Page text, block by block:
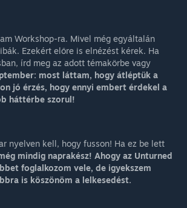
Workshop-ra. Mivel még egyáltalán
Ezekért előre is elnézést kérek. Ha
írd meg az adott témakörbe vagy
most láttam, hogy átléptük a
jó érzés, hogy ennyi embert érdekel a
háttérbe szorul!
nyelven kell, hogy fusson! Ha ez be lett
mindig naprakész! Ahogy az Unturned
foglalkozom vele, de igyekszem
is köszönöm a lelkesedést.